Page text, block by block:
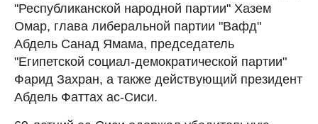
"Республиканской народной партии" Хазем
Омар, глава либеральной партии "Вафд"
Абдель Санад Ямама, председатель
"Египетской социал-демократической партии"
Фарид Захран, а также действующий президент
Абдель Фаттах ас-Сиси.